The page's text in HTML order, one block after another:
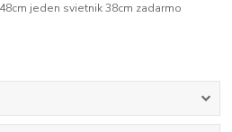
jeden svietnik 38cm zadarmo